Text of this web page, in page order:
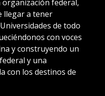
federal,
llegar a tener
de todo
con voces
y construyendo un
y una
con los destinos de